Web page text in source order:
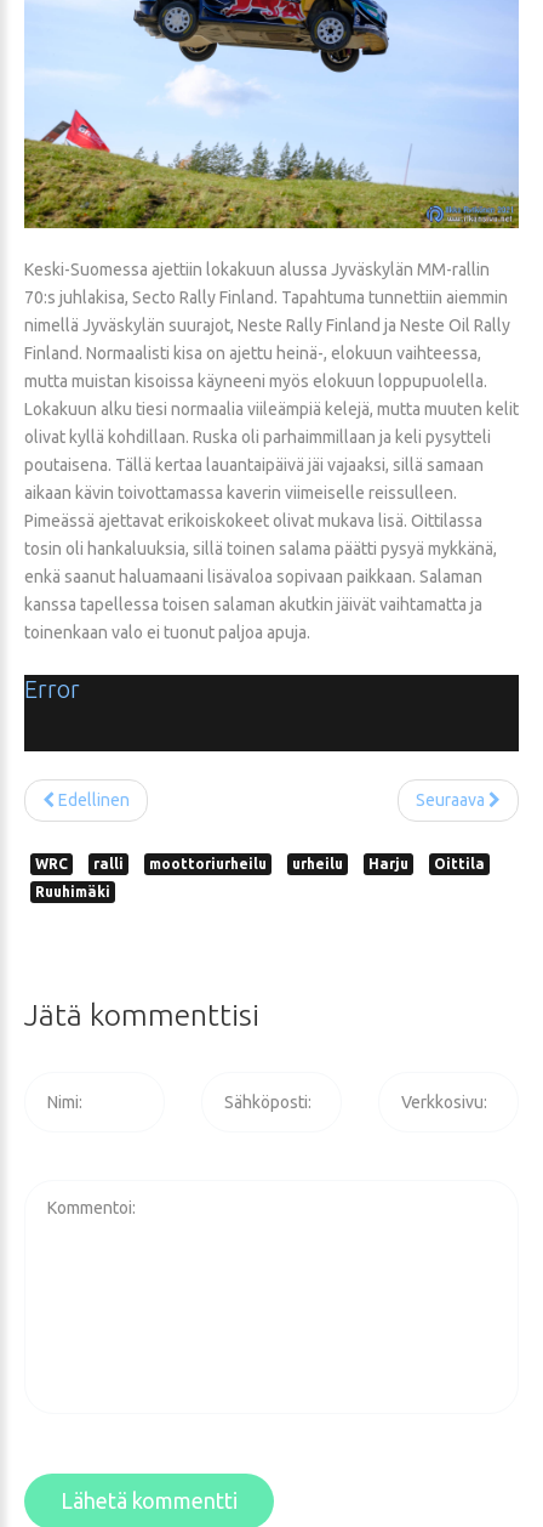
Keski-Suomessa ajettiin lokakuun alussa Jyväskylän MM-rallin
70:s juhlakisa, Secto Rally Finland. Tapahtuma tunnettiin aiemmin
nimellä Jyväskylän suurajot, Neste Rally Finland ja Neste Oil Rally
Finland. Normaalisti kisa on ajettu heinä-, elokuun vaihteessa,
mutta muistan kisoissa käyneeni myös elokuun loppupuolella.
Lokakuun alku tiesi normaalia viileämpiä kelejä, mutta muuten kelit
olivat kyllä kohdillaan. Ruska oli parhaimmillaan ja keli pysytteli
poutaisena. Tällä kertaa lauantaipäivä jäi vajaaksi, sillä samaan
aikaan kävin toivottamassa kaverin viimeiselle reissulleen.
Pimeässä ajettavat erikoiskokeet olivat mukava lisä. Oittilassa
tosin oli hankaluuksia, sillä toinen salama päätti pysyä mykkänä,
enkä saanut haluamaani lisävaloa sopivaan paikkaan. Salaman
kanssa tapellessa toisen salaman akutkin jäivät vaihtamatta ja
toinenkaan valo ei tuonut paljoa apuja.
Error
Edellinen Seuraava
WRC ralli moottoriurheilu urheilu Harju
Oittila
Ruuhimäki
Jätä kommenttisi
Lähetä kommentti